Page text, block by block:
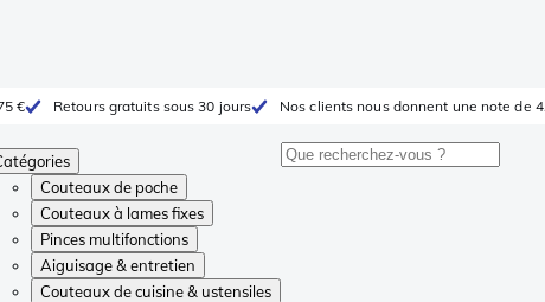
€ Retours gratuits sous 30 jours Nos clients nous donnent une note de
Couteaux de poche
Couteaux à lames fixes
Pinces multifonctions
Aiguisage & entretien
Couteaux de cuisine & ustensiles